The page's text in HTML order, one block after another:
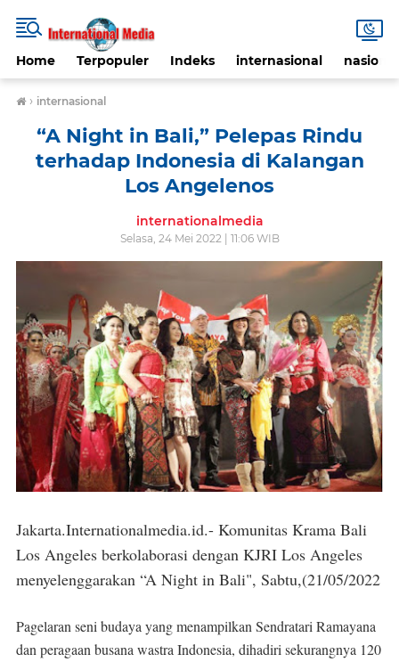
Home Terpopuler Indeks internasional nasional
› internasional
“A Night in Bali,” Pelepas Rindu
terhadap Indonesia di Kalangan
Los Angelenos
internationalmedia
Selasa, 24 Mei 2022 | 11:06 WIB
Jakarta.Internationalmedia.id.- Komunitas Krama Bali
Los Angeles berkolaborasi dengan KJRI Los Angeles
menyelenggarakan “A Night in Bali", Sabtu,(21/05/2022
Pagelaran seni budaya yang menampilkan Sendratari Ramayana
dan peragaan busana wastra Indonesia, dihadiri sekurangnya 120